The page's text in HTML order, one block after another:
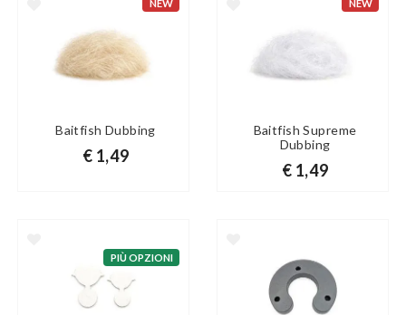
NEW
Baitfish Dubbing
€ 1,49
NEW
Baitfish Supreme
Dubbing
€ 1,49
PIÙ OPZIONI